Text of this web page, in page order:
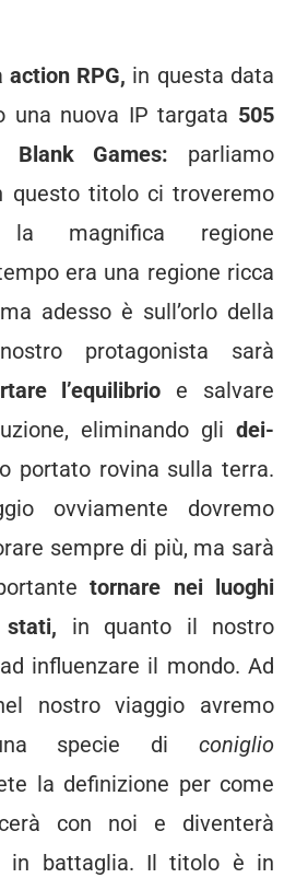
action RPG, in questa data
una nuova IP targata 505
Blank Games: parliamo
questo titolo ci troveremo
magnifica regione
era una regione ricca
adesso è sull’orlo della
protagonista sarà
l’equilibrio e salvare
eliminando gli dei-
portato rovina sulla terra.
ovviamente dovremo
sempre di più, ma sarà
tornare nei luoghi
in quanto il nostro
influenzare il mondo. Ad
nostro viaggio avremo
specie diconiglio
la definizione per come
con noi e diventerà
in battaglia. Il titolo è in